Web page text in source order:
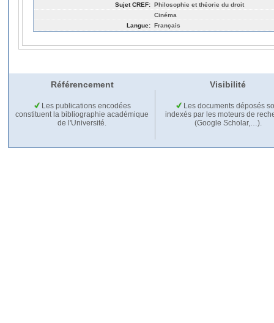
Sujet CREF: Philosophie et théorie du droit
Cinéma
Langue: Français
Référencement Visibilité
Les publications encodées
constituent la bibliographie académique
de l'Université.
Les documents déposés
indexés par les moteurs de
(Google Scholar,…).